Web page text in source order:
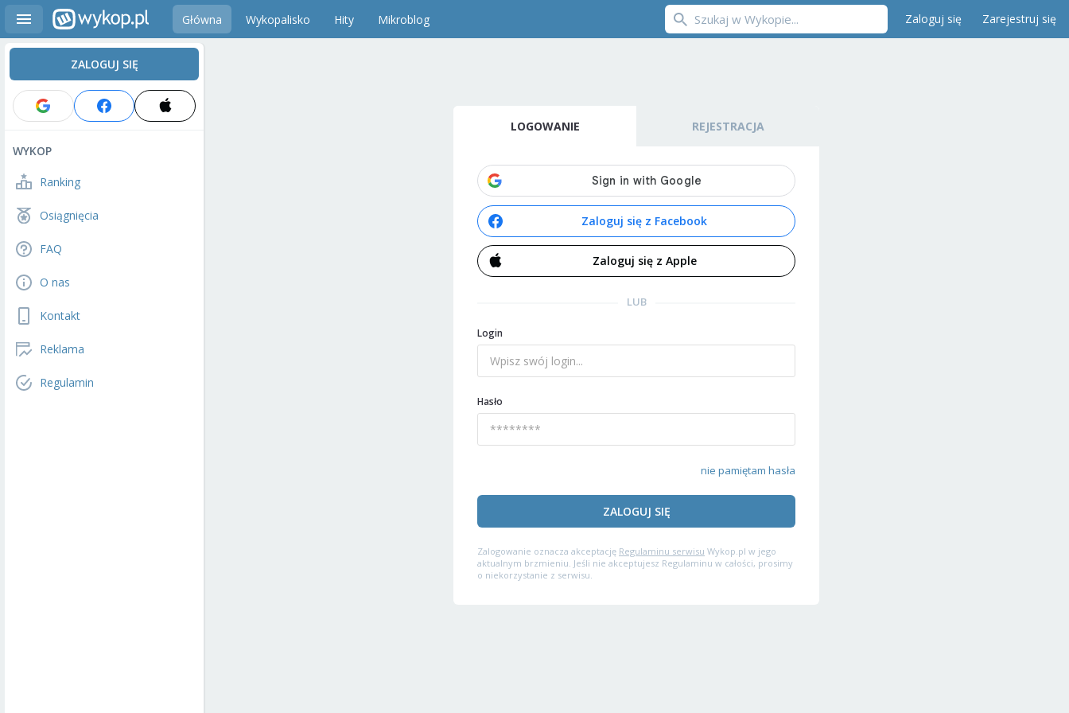
Główna Wykopalisko Hity Mikroblog Zaloguj się Zarejestruj się
ZALOGUJ SIĘ
WYKOP
Ranking
Osiągnięcia
FAQ
O nas
Kontakt
Reklama
Regulamin
LOGOWANIE REJESTRACJA
Zaloguj się z Facebook
Zaloguj się z Apple
LUB
Login
Hasło
nie pamiętam hasła
ZALOGUJ SIĘ
Zalogowanie oznacza akceptację Regulaminu serwisu Wykop.pl w jego
aktualnym brzmieniu. Jeśli nie akceptujesz Regulaminu w całości, prosimy
o niekorzystanie z serwisu.